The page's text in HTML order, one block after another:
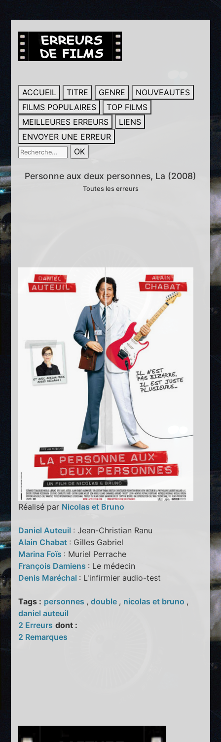
ACCUEIL TITRE GENRE
NOUVEAUTES
FILMS POPULAIRES
TOP FILMS
MEILLEURES ERREURS
LIENS
ENVOYER UNE ERREUR
Personne aux deux personnes, La (2008)
Toutes les erreurs
Réalisé par Nicolas et Bruno
Daniel Auteuil : Jean-Christian Ranu
Alain Chabat : Gilles Gabriel
Marina Foïs : Muriel Perrache
François Damiens : Le médecin
Denis Maréchal : L'infirmier audio-test
Tags : personnes ,double , nicolas et bruno ,
daniel auteuil
2 Erreurs dont :
2 Remarques